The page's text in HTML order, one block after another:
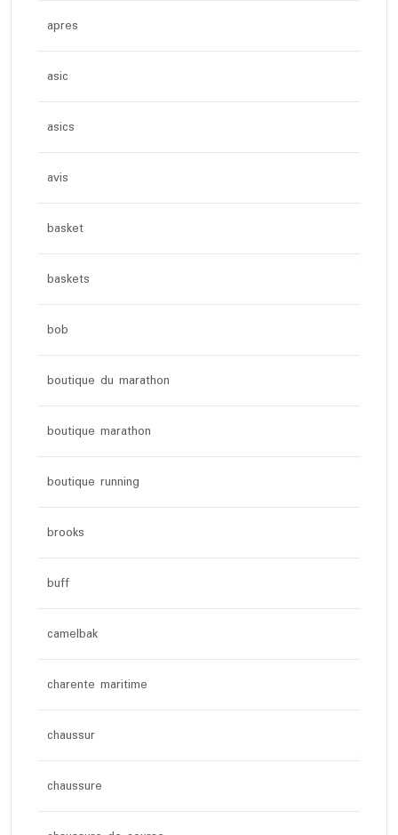
apres
asic
asics
avis
basket
baskets
bob
boutique du marathon
boutique marathon
boutique running
brooks
buff
camelbak
charente maritime
chaussur
chaussure